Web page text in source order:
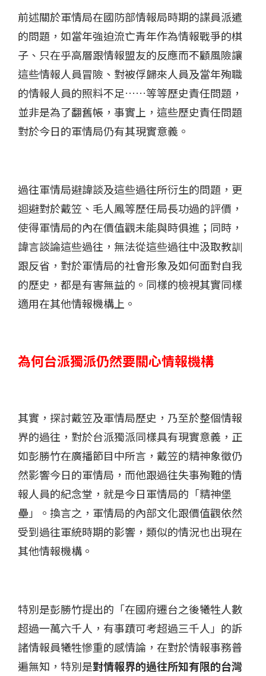
前述關於軍情局在國防部情報局時期的諜員派遣
的問題，如當年強迫流亡青年作為情報戰爭的棋
子、只在乎高層跟情報盟友的反應而不顧風險讓
這些情報人員冒險、對被俘歸來人員及當年殉職
的情報人員的照料不足……等等歷史責任問題，
並非是為了翻舊帳，事實上，這些歷史責任問題
對於今日的軍情局仍有其現實意義。
過往軍情局避諱談及這些過往所衍生的問題，更
迴避對於戴笠、毛人鳳等歷任局長功過的評價，
使得軍情局的內在價值觀未能與時俱進；同時，
諱言談論這些過往，無法從這些過往中汲取教訓
跟反省，對於軍情局的社會形象及如何面對自我
的歷史，都是有害無益的。同樣的檢視其實同樣
適用在其他情報機構上。
為何台派獨派仍然要關心情報機構
其實，探討戴笠及軍情局歷史，乃至於整個情報
界的過往，對於台派獨派同樣具有現實意義，正
如彭勝竹在廣播節目中所言，戴笠的精神象徵仍
然影響今日的軍情局，而他跟過往失事殉難的情
報人員的紀念堂，就是今日軍情局的「精神堡
壘」。換言之，軍情局的內部文化跟價值觀依然
受到過往軍統時期的影響，類似的情況也出現在
其他情報機構。
特別是彭勝竹提出的「在國府遷台之後犧牲人數
超過一萬六千人，有事蹟可考超過三千人」的訴
諸情報員犧牲慘重的感情論，在對於情報事務普
遍無知，特別是對情報界的過往所知有限的台灣